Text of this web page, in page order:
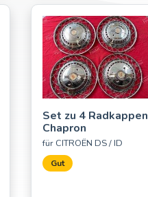
Set zu 4 Radkappen
Chapron
für CITROËN DS / ID
Gut